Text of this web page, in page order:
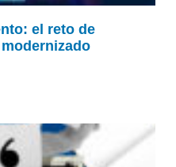
el reto de